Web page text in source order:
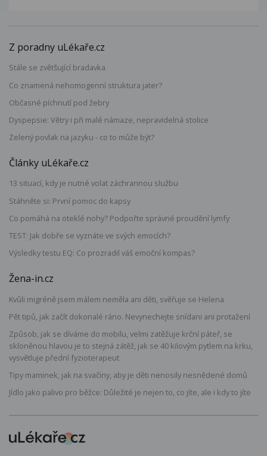
Z poradny uLékaře.cz
Stále se zvětšující bradavka
Co znamená nehomogenní struktura jater?
Občasné píchnutí pod žebry
Dyspepsie: Větry i při malé námaze, nepravidelná stolice
Zelený povlak na jazyku - co to může být?
Články uLékaře.cz
13 situací, kdy je nutné volat záchrannou službu
Stáhněte si: První pomoc do kapsy
Co pomáhá na oteklé nohy? Podpořte správné proudění lymfy
TEST: Jak dobře se vyznáte ve svých emocích?
Výsledky testu EQ: Co prozradil váš emoční kompas?
Žena-in.cz
Kvůli migréně jsem málem neměla ani děti, svěřuje se Helena
Pět tipů, jak začít dokonalé ráno. Nevynechejte snídani ani protažení
Způsob, jak se díváme do mobilu, velmi zatěžuje krční páteř, se
skloněnou hlavou je to stejná zátěž, jak se 40 kilovým pytlem na krku,
vysvětluje přední fyzioterapeut
Tipy maminek, jak na svačiny, aby je děti nenosily nesnědené domů
Jídlo jako palivo pro běžce: Důležité je nejen to, co jíte, ale i kdy to jíte